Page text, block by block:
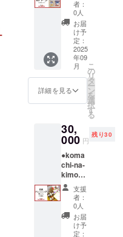
ク 原材
料：鮭
（秋田
産） 内
容量：
35g 賞
味期
限：容
器包装
高温・
多湿は
避けて
保存し
てくだ
さい ・
ジャー
キー
【プレ
ミア
ム】比
しま
す。 秋
田の良
質な素
材を
使っ
た、
ペット
のため
の美味
しいご
リーズ
です。
【セッ
ト内
容】 ・
秋田の
秋鮭の
切り身
原材
料：鮭
（秋田
産） 内
者：
0人
お届
け予
定：
2025
年09
月
詳細を見る
こ
の
リ
タ
ー
ン
を
選
択
す
る
30,
000 円
残り30
●koma
chi-na-
kimochi
(こまち
なきも
ち) 彩
dore 6
種ギフ
トセッ
支援
者：
0人
お届
け予
定：